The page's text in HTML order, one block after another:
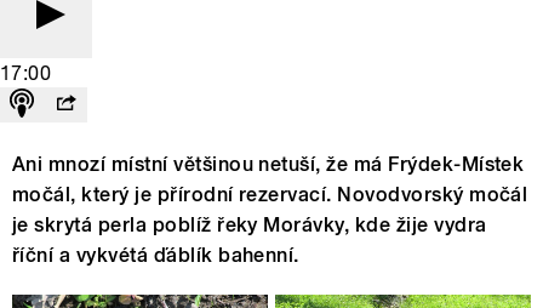
17:00
Ani mnozí místní většinou netuší, že má Frýdek-Místek
močál, který je přírodní rezervací. Novodvorský močál
je skrytá perla poblíž řeky Morávky, kde žije vydra
říční a vykvétá ďáblík bahenní.